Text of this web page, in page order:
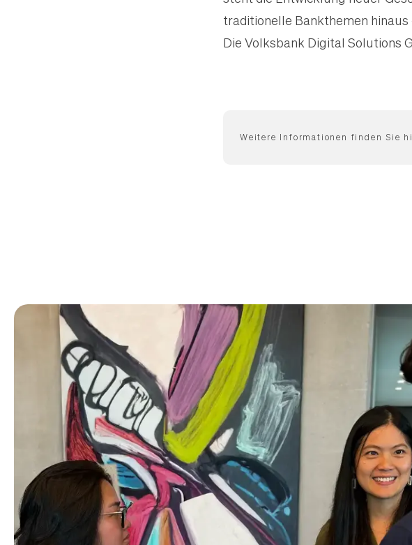
traditionelle Bankthemen hinaus
Die Volksbank Digital Solutions
Weitere Informationen finden Sie